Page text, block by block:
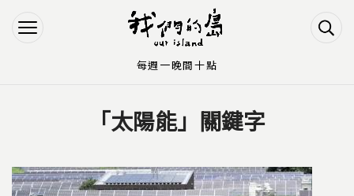
Jump to Navigation
Jump to Main content
「太陽能」關鍵字
每週一晚間十點